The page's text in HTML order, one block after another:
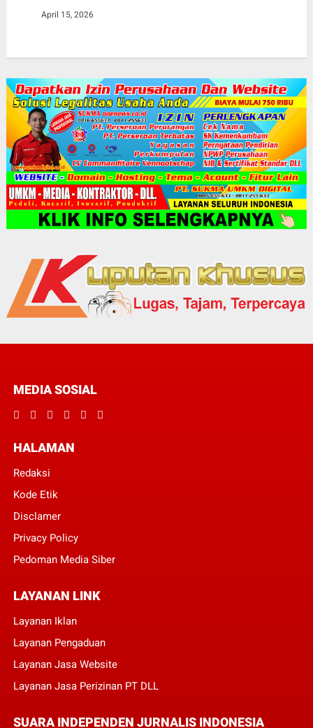
April 15, 2026
MEDIA SOSIAL
HALAMAN
Redaksi
Kode Etik
Disclamer
Privacy Policy
Pedoman Media Siber
LAYANAN LINK
Layanan Iklan
Layanan Pengaduan
Layanan Jasa Website
Layanan Jasa Perizinan PT DLL
SUARA INDEPENDEN JURNALIS INDONESIA